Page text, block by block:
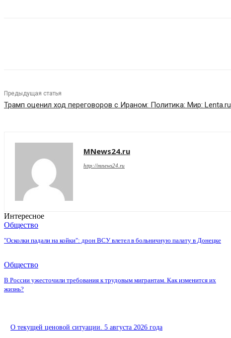
Предыдущая статья
Трамп оценил ход переговоров с Ираном: Политика: Мир: Lenta.ru
MNews24.ru
http://mnews24.ru
Интересное
Общество
"Осколки падали на койки": дрон ВСУ влетел в больничную палату в Донецке
Общество
В России ужесточили требования к трудовым мигрантам. Как изменится их
жизнь?
О текущей ценовой ситуации. 5 августа 2026 года